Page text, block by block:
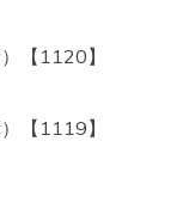
【1120】
【1119】